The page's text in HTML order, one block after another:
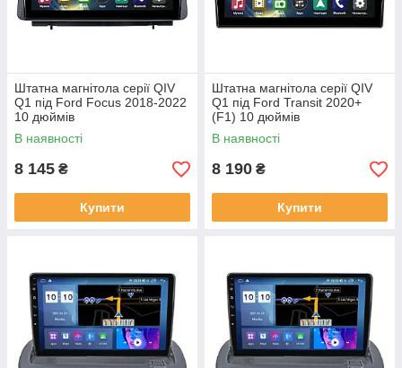
Штатна магнітола серії QIV
Q1 під Ford Focus 2018-2022
10 дюймів
В наявності
8 145 ₴
Купити
Штатна магнітола серії QIV
Q1 під Ford Transit 2020+
(F1) 10 дюймів
В наявності
8 190 ₴
Купити